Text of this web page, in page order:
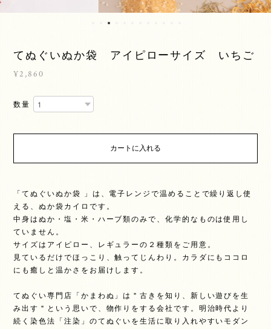
てぬぐいぬか袋 アイピローサイズ いちご
¥2,860
数量
カートに入れる
「てぬぐいぬか袋 」は、電子レンジで温めることで繰り返し使
える、ぬか袋カイロです。
中身はぬか・塩・米・ハーブ類のみで、化学的なものは使用し
ていません。
サイズはアイピロー、レギュラーの２種類をご用意。
見ているだけでほっこり、触ってじんわり。カラダにもココロ
にも癒しと温かさをお届けします。
てぬぐい専門店「かまわぬ」は＂古きを知り、新しい遊びを生
み出す＂という思いで、物作りをする会社です。明治時代より
続く染色法「注染」のてぬぐいを生活に取り入れやすいモダン